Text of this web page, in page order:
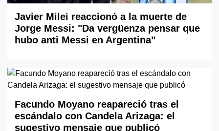
Javier Milei reaccionó a la muerte de
Jorge Messi: "Da vergüenza pensar que
hubo anti Messi en Argentina"
Facundo Moyano reapareció tras el
escándalo con Candela Arizaga: el
sugestivo mensaje que publicó